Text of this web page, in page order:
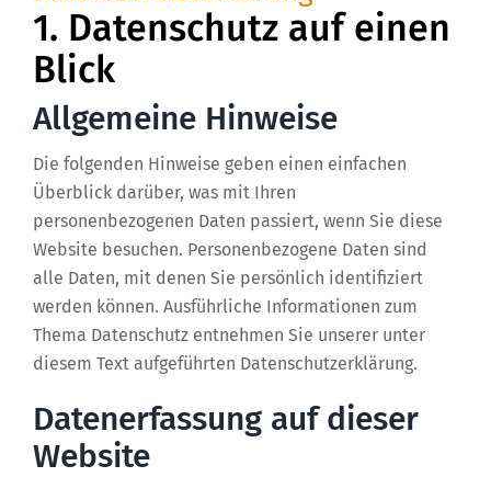
1. Datenschutz auf einen
Blick
Allgemeine Hinweise
Die folgenden Hinweise geben einen einfachen
Überblick darüber, was mit Ihren
personenbezogenen Daten passiert, wenn Sie diese
Website besuchen. Personenbezogene Daten sind
alle Daten, mit denen Sie persönlich identifiziert
werden können. Ausführliche Informationen zum
Thema Datenschutz entnehmen Sie unserer unter
diesem Text aufgeführten Datenschutzerklärung.
Datenerfassung auf dieser
Website